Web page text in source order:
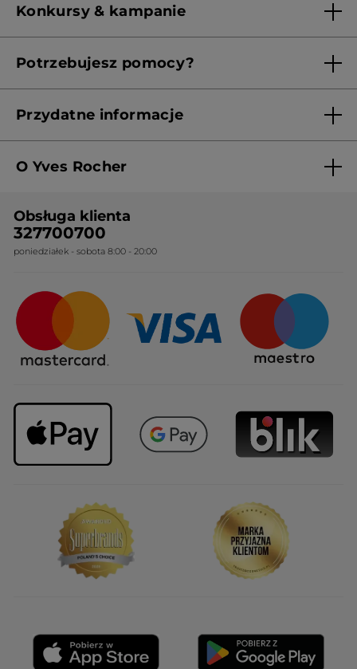
Konkursy & kampanie
Potrzebujesz pomocy?
Przydatne informacje
Polityka prywatności
Cennik
Ogólne warunki sprzedaży
Sposoby dostawy
Upominki firmowe
O Yves Rocher
Nasza wiedza botaniczna
Nasze zobowiązania
Najczęstsze pytania
Obsługa klienta
327700700
poniedziałek - sobota 8:00 - 20:00